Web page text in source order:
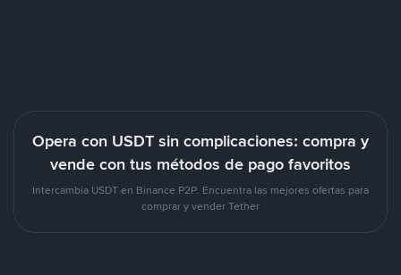
Opera con USDT sin complicaciones: compra y
vende con tus métodos de pago favoritos
Intercambia USDT en Binance P2P. Encuentra las mejores ofertas para
comprar y vender Tether